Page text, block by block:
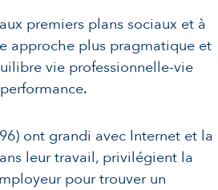
premiers plans sociaux et à
approche plus pragmatique et
vie professionnelle-vie
ont grandi avec Internet et la
leur travail, privilégient la
pour trouver un